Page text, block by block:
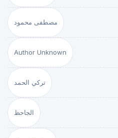
مصطفى محمود
Author Unknown
تركي الحمد
الجاحظ